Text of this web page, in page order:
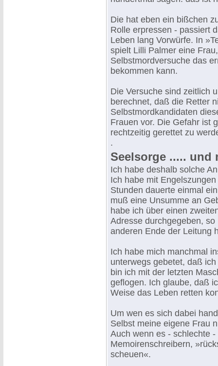
Die hat eben ein bißchen
Rolle erpressen - passiert
Leben lang Vorwürfe. In
spielt Lilli Palmer eine
Selbstmordversuche das
bekommen kann.
Die Versuche sind zeitlich
berechnet, daß die Retter
Selbstmordkandidaten
Frauen vor. Die Gefahr ist
rechtzeitig gerettet zu
.
Seelsorge ..... und
Ich habe deshalb solche
Ich habe mit
Stunden dauerte einmal
muß eine Unsumme an
habe ich über einen
Adresse durchgegeben,
anderen Ende der Leitung
Ich habe mich manchmal
unterwegs gebetet, daß
bin ich mit der letzten
geflogen. Ich glaube, daß
Weise das Leben retten
Um wen es sich dabei
Selbst meine eigene Frau
Auch wenn es - schlechte
Memoirenschreibern,
scheuen«.